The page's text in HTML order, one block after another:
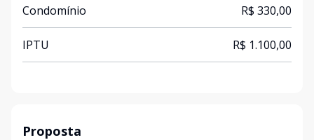
Condomínio R$ 330,00
IPTU R$ 1.100,00
Proposta